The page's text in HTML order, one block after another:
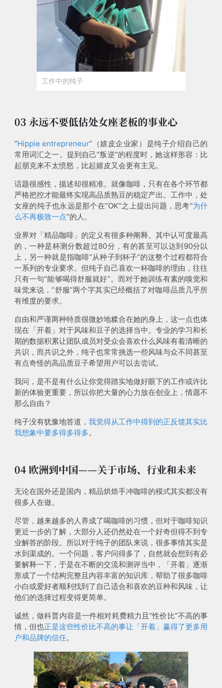
工作中的纯子
03 永远不要低估处女座老板的事业心
“Hippie entrepreneur”（嬉皮企业家）是纯子介绍自己的
常用词汇之一。提到自己“叛逆”的程度时，她这样形容：比
起朋克来不太愤怒，比起嬉皮又会更有主见。
话题很感性，描述却很精准。就像咖啡，只有在各个环节都
严格把控才能最终实现高品质熟豆的稳定产出。工作中，处
女座的纯子也永远是那个在“OK”之上提出问题，思考“为什
么不再极致一点”的人。
业界对「精品咖啡」的定义有很多种阐释。其中认可度最高
的，一种是杯测分数超过80分，有的甚至可以达到90分以
上，另一种就是指咖啡“从种子到杯子”的这整个过程都符合
一系列的专业要求。但纯子自己喜欢一杯咖啡的理由，往往
只有一句“能够喝得舒服就好”。而对于她训练有素的嗅觉和
味觉来说，“舒服”两个字其实已经概括了对咖啡品质几乎所
有维度的要求。
自由和严谨两种特质很微妙地糅合在她的身上，这一点也体
现在「开着」对于风味和豆子的选择当中。专业的学习和长
期的数据积累让团队成员对受众会喜欢什么风味有着清晰的
共识，而共识之外，纯子也常常挑选一些风味与众不同甚至
有点奇怪的高品质豆子希望用户可以去尝试。
我问，是不是有什么让你觉得踏实地做好眼下的工作或许比
新的体验更重要，所以你把大量的心力放在创业上，情愿不
那么自由？
纯子没有犹豫地答道， 我觉得从工作中得到的正反馈其实比
我想象中要多得多得多。
04 欧洲到中国——关于市场、行业和未来
无论在国外还是国内，精品烘焙手冲咖啡的模式其实都没有
很多人在做。
尽管，越来越多的人养成了喝咖啡的习惯，但对于咖啡知识
更近一步的了解，大部分人还仍然处在一个好奇但得不到专
业解答的阶段。所以对于纯子的团队来说，很多事情其实是
水到渠成的。一个问题，客户问得多了，自然就会想到有必
要解释一下，于是在不断的交流和测评当中，「开着」逐渐
形成了一个结构完整且内容丰富的知识库，帮助了很多咖啡
小白或爱好者顺利找到了自己适合和喜欢的豆种和风味，让
他们的选择过程变得更简单。
诚然，做科普内容是一件相对耗费精力且“性价比”不高的事
情，但也正是这些性价比不高的事让「开着」赢得了更多用
户和品牌的信任。